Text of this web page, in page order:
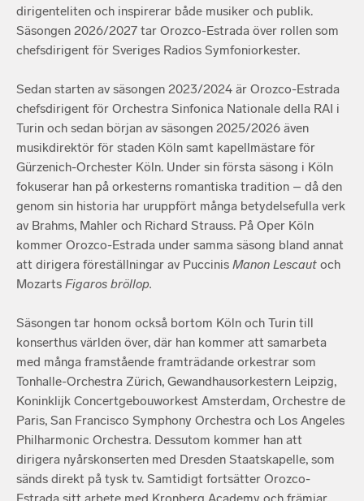
dirigenteliten och inspirerar både musiker och publik.
Säsongen 2026/2027 tar Orozco-Estrada över rollen som
chefsdirigent för Sveriges Radios Symfoniorkester.
Sedan starten av säsongen 2023/2024 är Orozco-Estrada
chefsdirigent för Orchestra Sinfonica Nationale della RAI i
Turin och sedan början av säsongen 2025/2026 även
musikdirektör för staden Köln samt kapellmästare för
Gürzenich-Orchester Köln. Under sin första säsong i Köln
fokuserar han på orkesterns romantiska tradition – då den
genom sin historia har uruppfört många betydelsefulla verk
av Brahms, Mahler och Richard Strauss. På Oper Köln
kommer Orozco-Estrada under samma säsong bland annat
att dirigera föreställningar av Puccinis Manon Lescaut och
Mozarts Figaros bröllop.
Säsongen tar honom också bortom Köln och Turin till
konserthus världen över, där han kommer att samarbeta
med många framstående framträdande orkestrar som
Tonhalle-Orchestra Zürich, Gewandhausorkestern Leipzig,
Koninklijk Concertgebouworkest Amsterdam, Orchestre de
Paris, San Francisco Symphony Orchestra och Los Angeles
Philharmonic Orchestra. Dessutom kommer han att
dirigera nyårskonserten med Dresden Staatskapelle, som
sänds direkt på tysk tv. Samtidigt fortsätter Orozco-
Estrada sitt arbete med Kronberg Academy och främjar